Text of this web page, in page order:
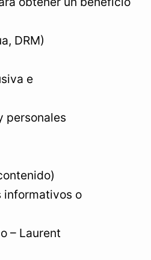
DRM)
e
personales
informativos o
– Laurent